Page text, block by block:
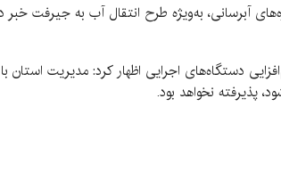
آبرسانی، به‌ویژه طرح انتقال آب به جیرفت
دستگاه‌های اجرایی اظهار کرد: مدیریت
پذیرفته نخواهد بود.